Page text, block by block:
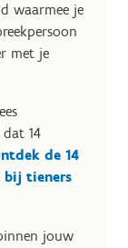
waarmee je
met je
14
de 14
tieners
jouw